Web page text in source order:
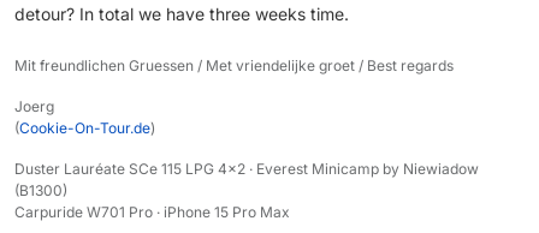
detour? In total we have three weeks time.
Mit freundlichen Gruessen / Met vriendelijke groet / Best regards
Joerg
(Cookie-On-Tour.de)
Duster Lauréate SCe 115 LPG 4x2 · Everest Minicamp by Niewiadow
(B1300)
Carpuride W701 Pro · iPhone 15 Pro Max